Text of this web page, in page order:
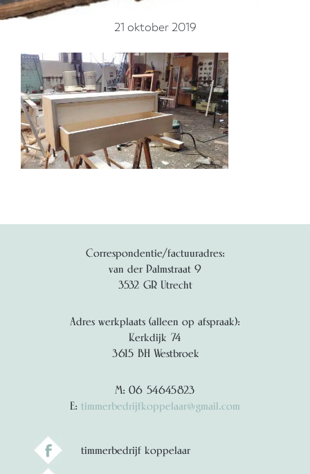
21 oktober 2019
Correspondentie/factuuradres:
van der Palmstraat 9
3532 GR Utrecht
Adres werkplaats (alleen op afspraak):
Kerkdijk 74
3615 BH Westbroek
M: 06 54645823
E: timmerbedrijfkoppelaar@gmail.com
timmerbedrijf koppelaar